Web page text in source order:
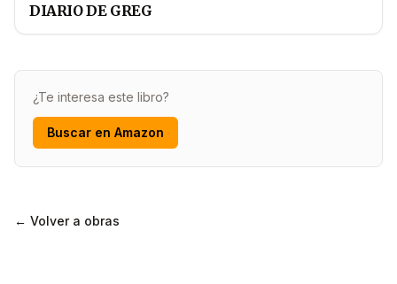
DIARIO DE GREG
¿Te interesa este libro?
Buscar en Amazon
← Volver a obras